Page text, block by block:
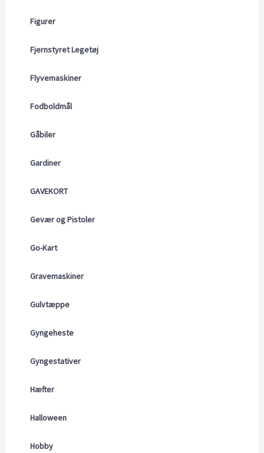
Figurer
Fjernstyret Legetøj
Flyvemaskiner
Fodboldmål
Gåbiler
Gardiner
GAVEKORT
Gevær og Pistoler
Go-Kart
Gravemaskiner
Gulvtæppe
Gyngeheste
Gyngestativer
Hæfter
Halloween
Hobby